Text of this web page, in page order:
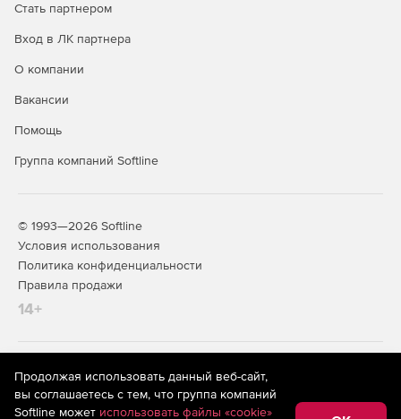
инициализации целевой базы данных.
копий через центральный клиентский графический
Поддержка 64-битных версий сервера SQL.
Стать партнером
Вход в ЛК партнера
О компании
Вакансии
Помощь
Группа компаний Softline
© 1993—2026 Softline
Условия использования
Политика конфиденциальности
Правила продажи
14+
На информационном ресурсе store.softline.ru применяются
рекомендательные технологии
(информационные технологии
предоставления информации на основе сбора,
систематизации и анализа сведений, относящихся к
Продолжая использовать данный веб-сайт,
вы соглашаетесь с тем, что группа компаний
Softline может использовать файлы «cookie»